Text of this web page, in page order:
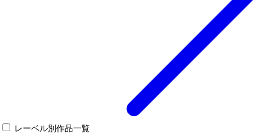
レーベル別作品一覧